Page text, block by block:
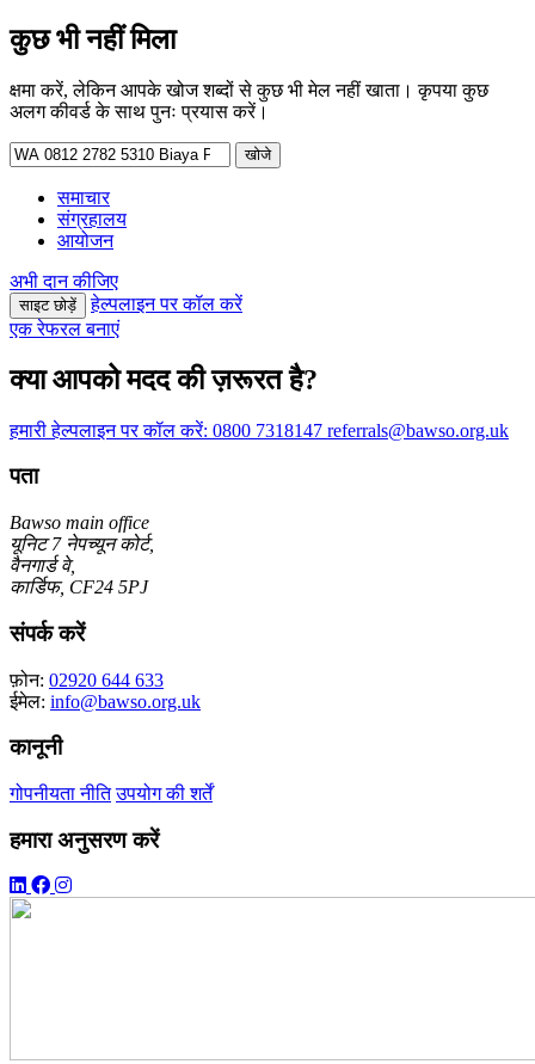
कुछ भी नहीं मिला
क्षमा करें, लेकिन आपके खोज शब्दों से कुछ भी मेल नहीं खाता। कृपया कुछ
अलग कीवर्ड के साथ पुनः प्रयास करें।
निम्न
को
खोजें:
समाचार
संग्रहालय
आयोजन
अभी दान कीजिए
साइट छोड़ें
हेल्पलाइन पर कॉल करें
एक रेफरल बनाएं
क्या आपको मदद की ज़रूरत है?
हमारी हेल्पलाइन पर कॉल करें: 0800 7318147 referrals@bawso.org.uk
पता
Bawso main office
यूनिट 7 नेपच्यून कोर्ट,
वैनगार्ड वे,
कार्डिफ, CF24 5PJ
संपर्क करें
फ़ोन: 02920 644 633
ईमेल: info@bawso.org.uk
कानूनी
गोपनीयता नीति उपयोग की शर्तें
हमारा अनुसरण करें